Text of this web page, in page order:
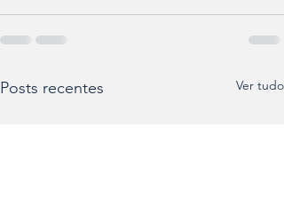
Posts recentes Ver tudo